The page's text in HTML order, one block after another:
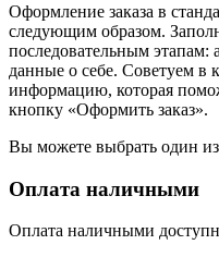
Оформление заказа в
следующим образом.
последовательным этапам:
данные о себе. Советуем в
информацию, которая
кнопку «Оформить заказ».
Вы можете выбрать один
Оплата наличными
Оплата наличными